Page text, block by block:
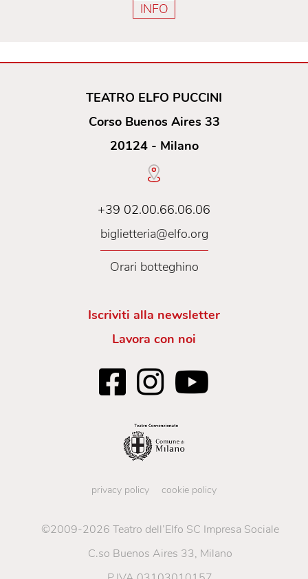
INFO
TEATRO ELFO PUCCINI
Corso Buenos Aires 33
20124 - Milano
+39 02.00.66.06.06
biglietteria@elfo.org
Orari botteghino
Iscriviti alla newsletter
Lavora con noi
privacy policy cookie policy
©2009-2026 Teatro dell’Elfo SC Impresa Sociale
C.so Buenos Aires 33, Milano